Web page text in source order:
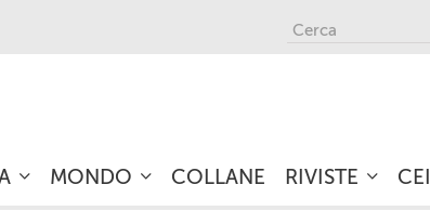
MONDO COLLANE RIVISTE CEI